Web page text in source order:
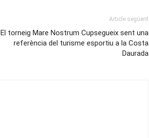
Article següent
El torneig Mare Nostrum Cupsegueix sent una
referència del turisme esportiu a la Costa
Daurada